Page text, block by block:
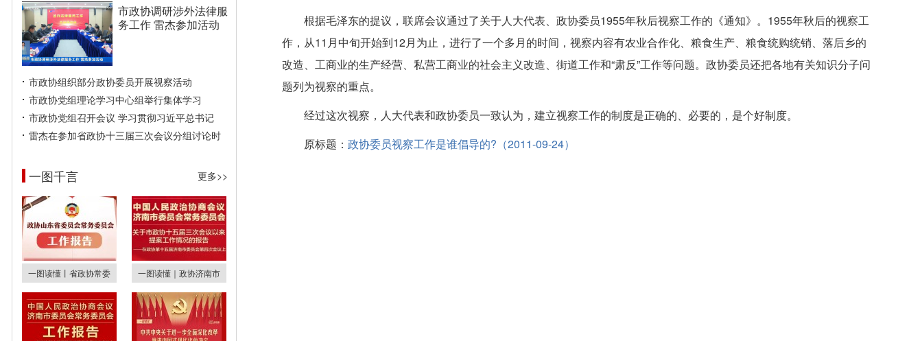
市政协调研涉外法律服
务工作 雷杰参加活动
市政协组织部分政协委员开展视察活动
市政协党组理论学习中心组举行集体学习
市政协党组召开会议 学习贯彻习近平总书记
雷杰在参加省政协十三届三次会议分组讨论时
一图千言 更多>>
一图读懂丨省政协常委 一图读懂｜政协济南市
根据毛泽东的提议，联席会议通过了关于人大代表、政协委员1955年秋后视察工作的《通知》。1955年秋后的视察工
作，从11月中旬开始到12月为止，进行了一个多月的时间，视察内容有农业合作化、粮食生产、粮食统购统销、落后乡的
改造、工商业的生产经营、私营工商业的社会主义改造、街道工作和“肃反”工作等问题。政协委员还把各地有关知识分子问
题列为视察的重点。
经过这次视察，人大代表和政协委员一致认为，建立视察工作的制度是正确的、必要的，是个好制度。
原标题： 政协委员视察工作是谁倡导的?（2011-09-24）